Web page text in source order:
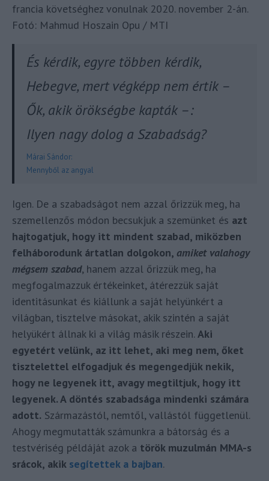
francia követséghez vonulnak 2020. november 2-án.
Fotó: Mahmud Hoszain Opu / MTI
És kérdik, egyre többen kérdik,
Hebegve, mert végképp nem értik –
Ők, akik örökségbe kapták –:
Ilyen nagy dolog a Szabadság?
Márai Sándor:
Mennyből az angyal
Igen. De a szabadságot nem azzal őrizzük meg, ha
szemellenzős módon becsukjuk a szemünket és azt
hajtogatjuk, hogy itt mindent szabad, miközben
felháborodunk ártatlan dolgokon, amiket valahogy
mégsem szabad, hanem azzal őrizzük meg, ha
megfogalmazzuk értékeinket, átérezzük saját
identitásunkat és kiállunk a saját helyünkért a
világban, tisztelve másokat, akik szintén a saját
helyükért állnak ki a világ másik részein. Aki
egyetért velünk, az itt lehet, aki meg nem, őket
tisztelettel elfogadjuk és megengedjük nekik,
hogy ne legyenek itt, avagy megtiltjuk, hogy itt
legyenek. A döntés szabadsága mindenki számára
adott. Származástól, nemtől, vallástól függetlenül.
Ahogy megmutatták számunkra a bátorság és a
testvériség példáját azok a török muzulmán MMA-s
srácok, akik segítettek a bajban.